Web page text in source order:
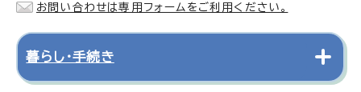
お問い合わせは専用フォームをご利用ください。
暮らし・手続き